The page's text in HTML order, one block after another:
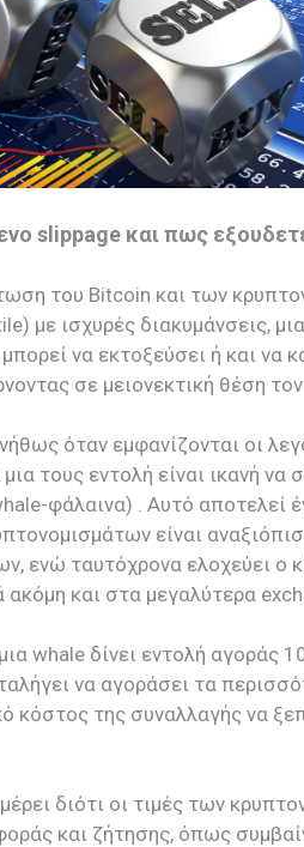
slippage και πως
του Bitcoin και των
με ισχυρές διακυμάνσεις,
να εκτοξεύσει ή και να
σε μειονεκτική θέση
όταν εμφανίζονται οι
τους εντολή είναι ικανή
φάλαινα) . Αυτό αποτελεί
είναι
ενώ ταυτόχρονα ελοχεύει ο
ακόμη και στα μεγαλύτερα
whale δίνει εντολή αγοράς
να αγοράσει τα
κόστος της συναλλαγής να
διότι οι τιμές των
και ζήτησης, όπως